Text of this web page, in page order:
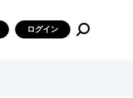
ログイン